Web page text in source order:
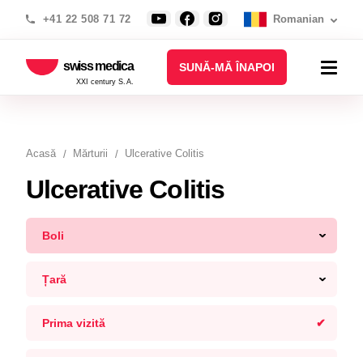
+41 22 508 71 72 Romanian
swiss medica
XXI century S.A.
SUNĂ-MĂ ÎNAPOI
Acasă Mărturii Ulcerative Colitis
Ulcerative Colitis
Boli
Țară
Prima vizită